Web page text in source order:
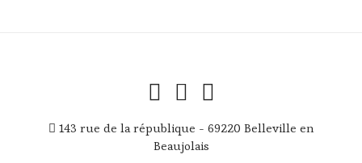
143 rue de la république - 69220 Belleville en
Beaujolais